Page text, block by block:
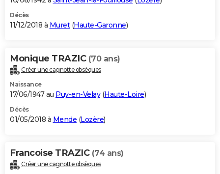
Décès
11/12/2018 à Muret(Haute-Garonne)
Monique TRAZIC (70 ans)
Créer une cagnotte obsèques
Naissance
17/06/1947 au Puy-en-Velay(Haute-Loire)
Décès
01/05/2018 à Mende (Lozère)
Francoise TRAZIC (74 ans)
Créer une cagnotte obsèques